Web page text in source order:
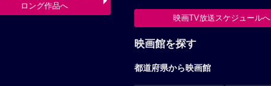
ロング作品へ
映画TV放送スケジュールへ
映画館を探す
都道府県から映画館